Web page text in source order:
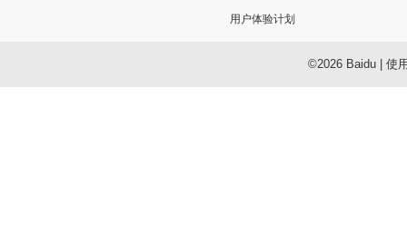
用户体验计划
©2026 Baidu| 使